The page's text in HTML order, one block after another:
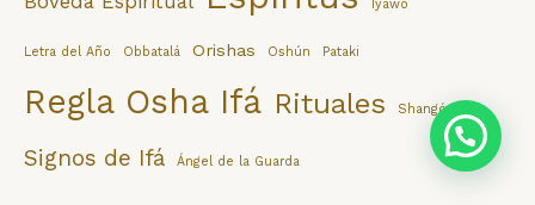
Iyawó
Letra del Año Obbatalá Orishas Oshún Pataki
Regla Osha Ifá Rituales Shangó
Signos de Ifá Ángel de la Guarda